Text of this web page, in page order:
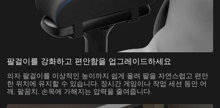
팔걸이를 강화하고 편안함을 업그레이드하세요
의자 팔걸이를 이상적인 높이까지 쉽게 올려 팔을 자연스럽고 편안
한 위치에 유지할 수 있습니다. 장시간 게임이나 작업 세션 동안 어
깨, 팔꿈치, 손목에 가해지는 압력을 줄여줍니다.